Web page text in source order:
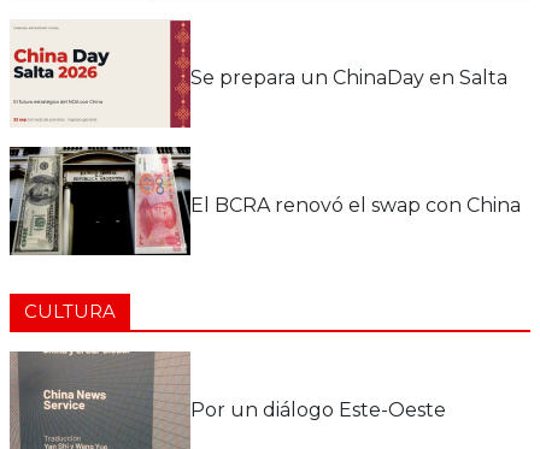
Se prepara un ChinaDay en Salta
El BCRA renovó el swap con China
CULTURA
Por un diálogo Este-Oeste